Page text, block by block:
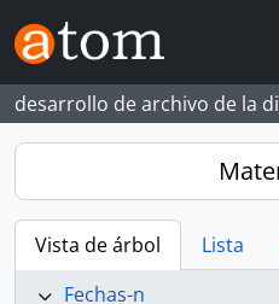
Skip to main content
desarrollo de archivo de la
Vista de árbol Lista
Fechas-n